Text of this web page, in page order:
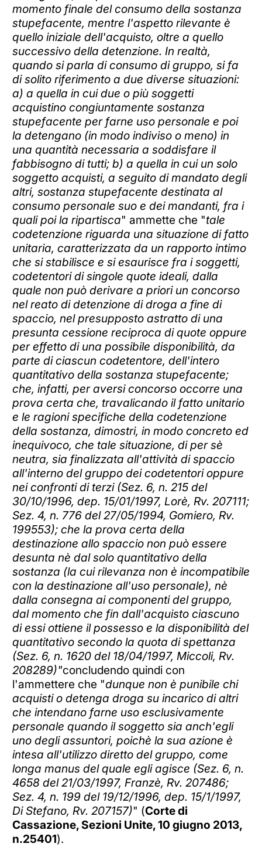
momento finale del consumo della sostanza
stupefacente, mentre l'aspetto rilevante è
quello iniziale dell'acquisto, oltre a quello
successivo della detenzione. In realtà,
quando si parla di consumo di gruppo, si fa
di solito riferimento a due diverse situazioni:
a) a quella in cui due o più soggetti
acquistino congiuntamente sostanza
stupefacente per farne uso personale e poi
la detengano (in modo indiviso o meno) in
una quantità necessaria a soddisfare il
fabbisogno di tutti; b) a quella in cui un solo
soggetto acquisti, a seguito di mandato degli
altri, sostanza stupefacente destinata al
consumo personale suo e dei mandanti, fra i
quali poi la ripartisca" ammette che "tale
codetenzione riguarda una situazione di fatto
unitaria, caratterizzata da un rapporto intimo
che si stabilisce e si esaurisce fra i soggetti,
codetentori di singole quote ideali, dalla
quale non può derivare a priori un concorso
nel reato di detenzione di droga a fine di
spaccio, nel presupposto astratto di una
presunta cessione reciproca di quote oppure
per effetto di una possibile disponibilità, da
parte di ciascun codetentore, dell'intero
quantitativo della sostanza stupefacente;
che, infatti, per aversi concorso occorre una
prova certa che, travalicando il fatto unitario
e le ragioni specifiche della codetenzione
della sostanza, dimostri, in modo concreto ed
inequivoco, che tale situazione, di per sè
neutra, sia finalizzata all'attività di spaccio
all'interno del gruppo dei codetentori oppure
nei confronti di terzi (Sez. 6, n. 215 del
30/10/1996, dep. 15/01/1997, Lorè, Rv. 207111;
Sez. 4, n. 776 del 27/05/1994, Gomiero, Rv.
199553); che la prova certa della
destinazione allo spaccio non può essere
desunta nè dal solo quantitativo della
sostanza (la cui rilevanza non è incompatibile
con la destinazione all'uso personale), nè
dalla consegna ai componenti del gruppo,
dal momento che fin dall'acquisto ciascuno
di essi ottiene il possesso e la disponibilità del
quantitativo secondo la quota di spettanza
(Sez. 6, n. 1620 del 18/04/1997, Miccoli, Rv.
208289)"concludendo quindi con
l'ammettere che "dunque non è punibile chi
acquisti o detenga droga su incarico di altri
che intendano farne uso esclusivamente
personale quando il soggetto sia anch'egli
uno degli assuntori, poichè la sua azione è
intesa all'utilizzo diretto del gruppo, come
longa manus del quale egli agisce (Sez. 6, n.
4658 del 21/03/1997, Franzè, Rv. 207486;
Sez. 4, n. 199 del 19/12/1996, dep. 15/1/1997,
Di Stefano, Rv. 207157)" (Corte di
Cassazione, Sezioni Unite, 10 giugno 2013,
n.25401).